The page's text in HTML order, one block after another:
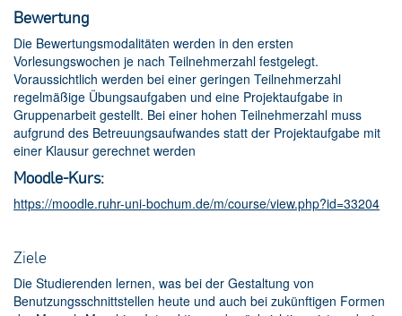
Bewertung
Die Bewertungsmodalitäten werden in den ersten
Vorlesungswochen je nach Teilnehmerzahl festgelegt.
Voraussichtlich werden bei einer geringen Teilnehmerzahl
regelmäßige Übungsaufgaben und eine Projektaufgabe in
Gruppenarbeit gestellt. Bei einer hohen Teilnehmerzahl muss
aufgrund des Betreuungsaufwandes statt der Projektaufgabe mit
einer Klausur gerechnet werden
Moodle-Kurs:
https://moodle.ruhr-uni-bochum.de/m/course/view.php?id=33204
Ziele
Die Studierenden lernen, was bei der Gestaltung von
Benutzungsschnittstellen heute und auch bei zukünftigen Formen